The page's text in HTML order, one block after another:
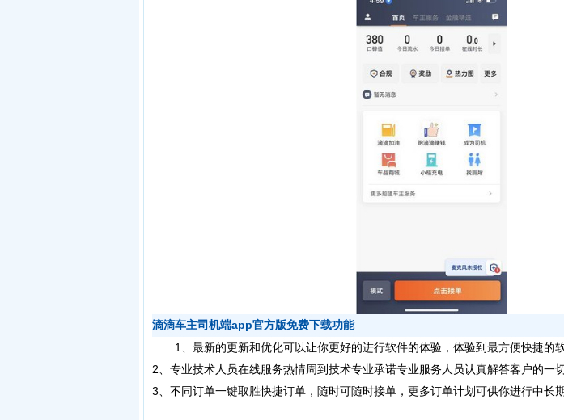
滴滴车主司机端app官方版免费下载功能
1、最新的更新和优化可以让你更好的进行软件的体验，体验到最方便快捷的软
2、专业技术人员在线服务热情周到技术专业承诺专业服务人员认真解答客户的一
3、不同订单一键取胜快捷订单，随时可随时接单，更多订单计划可供你进行中长期